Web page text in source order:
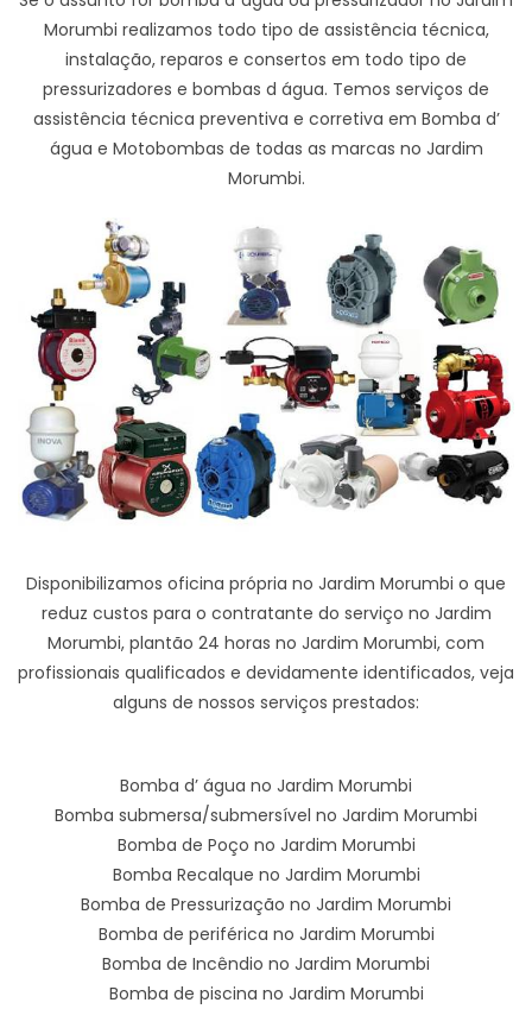
Morumbi realizamos todo tipo de assistência técnica,
instalação, reparos e consertos em todo tipo de
pressurizadores e bombas d água. Temos serviços de
assistência técnica preventiva e corretiva em Bomba d’
água e Motobombas de todas as marcas no Jardim
Morumbi.
Disponibilizamos oficina própria no Jardim Morumbi o que
reduz custos para o contratante do serviço no Jardim
Morumbi, plantão 24 horas no Jardim Morumbi, com
profissionais qualificados e devidamente identificados, veja
alguns de nossos serviços prestados:
Bomba d’ água no Jardim Morumbi
Bomba submersa/submersível no Jardim Morumbi
Bomba de Poço no Jardim Morumbi
Bomba Recalque no Jardim Morumbi
Bomba de Pressurização no Jardim Morumbi
Bomba de periférica no Jardim Morumbi
Bomba de Incêndio no Jardim Morumbi
Bomba de piscina no Jardim Morumbi